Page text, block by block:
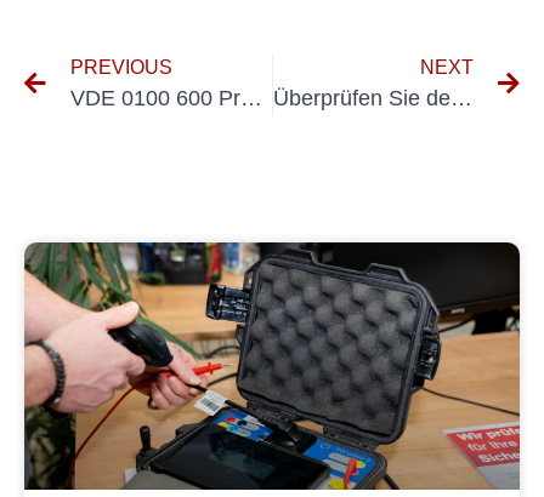
PREVIOUS
VDE 0100 600 Prüfprotokoll
NEXT
Überprüfen Sie den Fachbetrieb